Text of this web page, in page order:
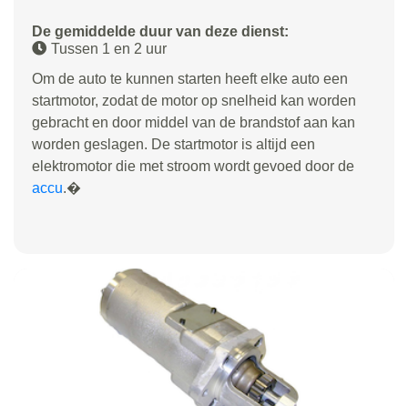
De gemiddelde duur van deze dienst:
Tussen 1 en 2 uur
Om de auto te kunnen starten heeft elke auto een
startmotor, zodat de motor op snelheid kan worden
gebracht en door middel van de brandstof aan kan
worden geslagen. De startmotor is altijd een
elektromotor die met stroom wordt gevoed door de
accu.�